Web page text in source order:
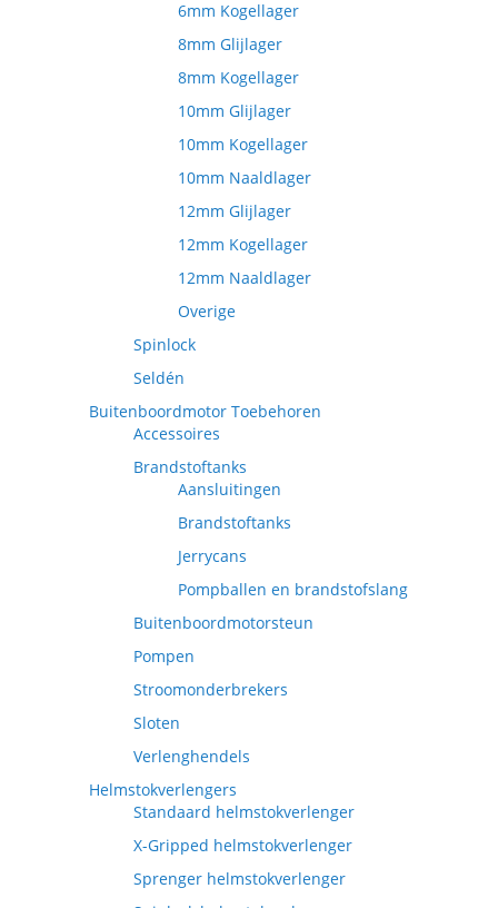
6mm Kogellager
8mm Glijlager
8mm Kogellager
10mm Glijlager
10mm Kogellager
10mm Naaldlager
12mm Glijlager
12mm Kogellager
12mm Naaldlager
Overige
Spinlock
Seldén
Buitenboordmotor Toebehoren
Accessoires
Brandstoftanks
Aansluitingen
Brandstoftanks
Jerrycans
Pompballen en brandstofslang
Buitenboordmotorsteun
Pompen
Stroomonderbrekers
Sloten
Verlenghendels
Helmstokverlengers
Standaard helmstokverlenger
X-Gripped helmstokverlenger
Sprenger helmstokverlenger